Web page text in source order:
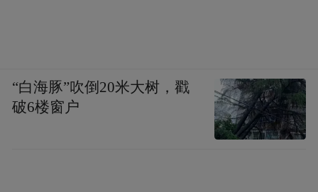
“白海豚”吹倒20米大树，戳
破6楼窗户